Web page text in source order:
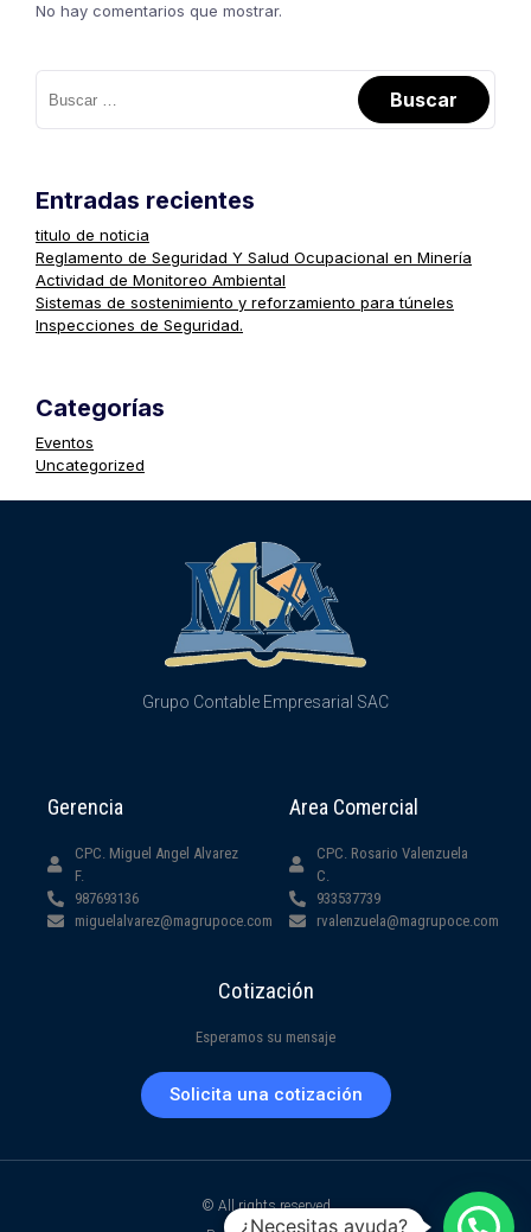
No hay comentarios que mostrar.
Entradas recientes
titulo de noticia
Reglamento de Seguridad Y Salud Ocupacional en Minería
Actividad de Monitoreo Ambiental
Sistemas de sostenimiento y reforzamiento para túneles
Inspecciones de Seguridad.
Categorías
Eventos
Uncategorized
Grupo Contable Empresarial SAC
Gerencia
CPC. Miguel Angel Alvarez
F.
987693136
miguelalvarez@magrupoce.com
Area Comercial
CPC. Rosario Valenzuela
C.
933537739
rvalenzuela@magrupoce.com
Cotización
Esperamos su mensaje
Solicita una cotización
© All rights reserved
¿Necesitas ayuda?